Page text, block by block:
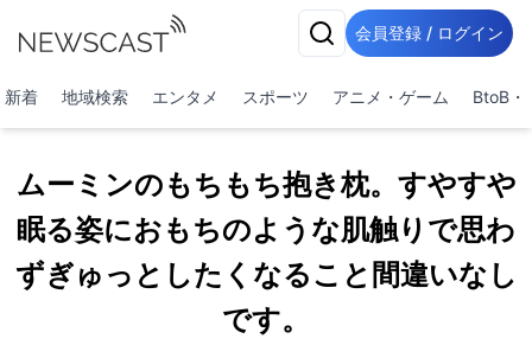
会員登録 / ログイン
新着 地域検索 エンタメ スポーツ アニメ・ゲーム BtoB・
ムーミンのもちもち抱き枕。すやすや
眠る姿におもちのような肌触りで思わ
ずぎゅっとしたくなること間違いなし
です。